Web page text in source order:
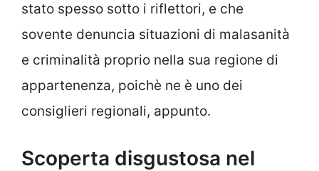
stato spesso sotto i riflettori, e che
sovente denuncia situazioni di malasanità
e criminalità proprio nella sua regione di
appartenenza, poichè ne è uno dei
consiglieri regionali, appunto.
Scoperta disgustosa nel